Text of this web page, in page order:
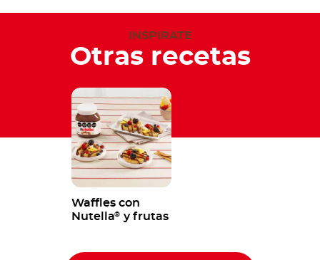
INSPIRATE
Otras recetas
Waffles con
Nutella® y frutas